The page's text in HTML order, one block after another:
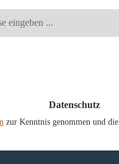
Datenschutz
zur Kenntnis genommen und die